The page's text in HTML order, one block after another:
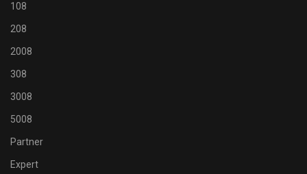
108
208
2008
308
3008
5008
Partner
Expert